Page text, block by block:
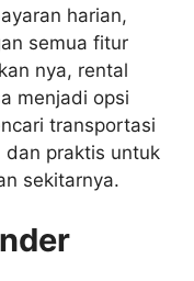
harian,
semua fitur
nya, rental
menjadi opsi
transportasi
dan praktis untuk
sekitarnya.